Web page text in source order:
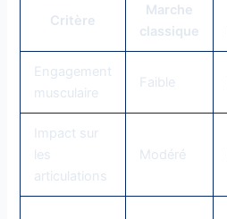
Critère
Marche
classique
Engagement
musculaire
Faible
Impact sur
les
articulations
Modéré